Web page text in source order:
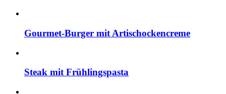
Gourmet-Burger mit Artischockencreme
Steak mit Frühlingspasta